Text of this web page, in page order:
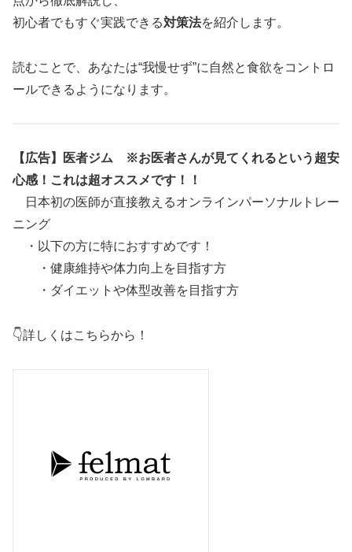
初心者でもすぐ実践できる対策法を紹介します。
読むことで、あなたは“我慢せず”に自然と食欲をコントロ
ールできるようになります。
【広告】医者ジム
※お医者さんが見てくれるという超安
心感！これは超オススメです！！
日本初の医師が直接教えるオンラインパーソナルトレー
ニング
・以下の方に特におすすめです！
・健康維持や体力向上を目指す方
・ダイエットや体型改善を目指す方
👇詳しくはこちらから！